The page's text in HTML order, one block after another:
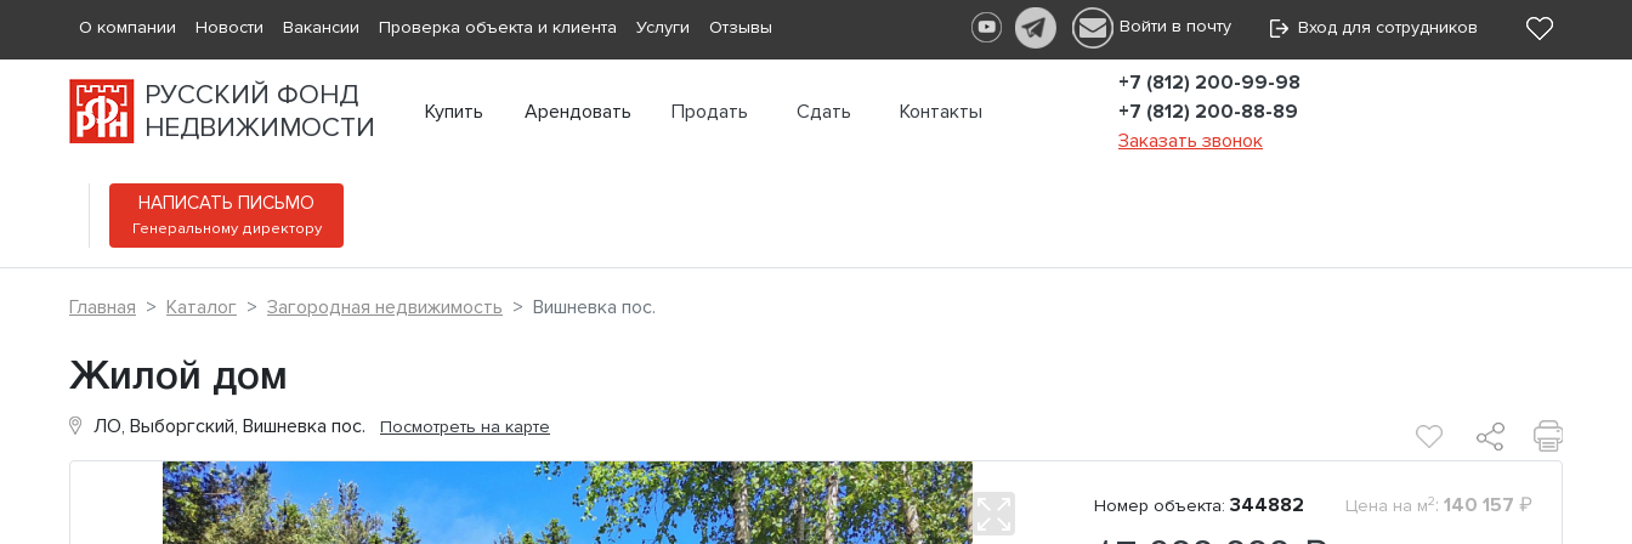
О компании Новости Вакансии Проверка объекта и клиента Услуги Отзывы Войти в почту Вход для сотрудников
РУССКИЙ ФОНД
НЕДВИЖИМОСТИ
Купить Арендовать Продать Сдать Контакты
+7 (812) 200-99-98
+7 (812) 200-88-89
Заказать звонок
НАПИСАТЬ ПИСЬМО
Генеральному директору
Главная Каталог Загородная недвижимость Вишневка пос.
Жилой дом
ЛО, Выборгский, Вишневка пос. Посмотреть на карте
Номер объекта: 344882 Цена на м2: 140 157 ₽